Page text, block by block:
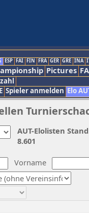
ESP FAI FIN FRA GER GRE INA
Pictures
Spieler anmelden Elo
Vorname
AUT-Elolisten
8.601